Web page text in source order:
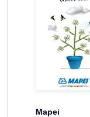
Mapei